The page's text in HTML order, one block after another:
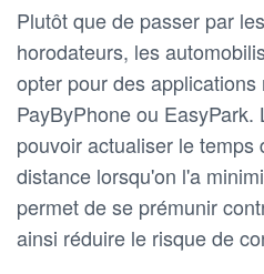
Plutôt que de passer par
horodateurs, les
opter pour des
PayByPhone ou EasyPark.
pouvoir actualiser le temps
distance lorsqu'on l'a
permet de se prémunir
ainsi réduire le risque de